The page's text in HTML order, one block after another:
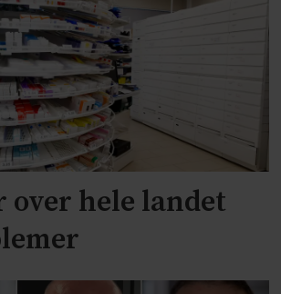
over hele landet